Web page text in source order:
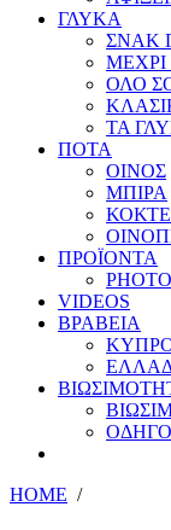
ΓΛΥΚΑ
ΣΝΑΚ
ΜΕΧΡΙ
ΟΛΟ
ΤΑ
ΠΟΤΑ
ΟΙΝΟΣ
ΜΠΙΡΑ
ΠΡΟΪΟΝΤΑ
VIDEOS
ΒΡΑΒΕΙΑ
HOME /